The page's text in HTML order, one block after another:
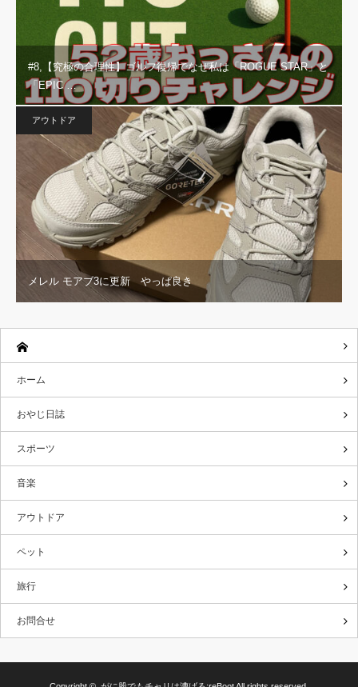
#8,【究極の合理性】ゴルフ復帰でなぜ私は「ROGUE STAR」と
「EPIC …
アウトドア
メレル モアブ3に更新 やっぱ良き
ホーム
おやじ日誌
スポーツ
音楽
アウトドア
ペット
旅行
お問合せ